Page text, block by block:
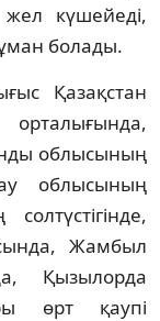
күшейеді,
болады.
Қазақстан
облысының
облысының
Жамбыл
Қызылорда
өрт қаупі